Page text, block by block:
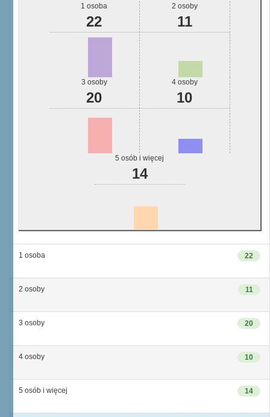
1 osoba
22
2 osoby
11
3 osoby
20
4 osoby
10
5 osób i więcej
14
22
1 osoba
11
2 osoby
20
3 osoby
10
4 osoby
14
5 osób i więcej